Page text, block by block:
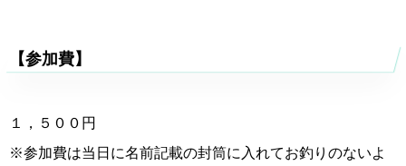
【参加費】
１，５００円
※参加費は当日に名前記載の封筒に入れてお釣りのないよ